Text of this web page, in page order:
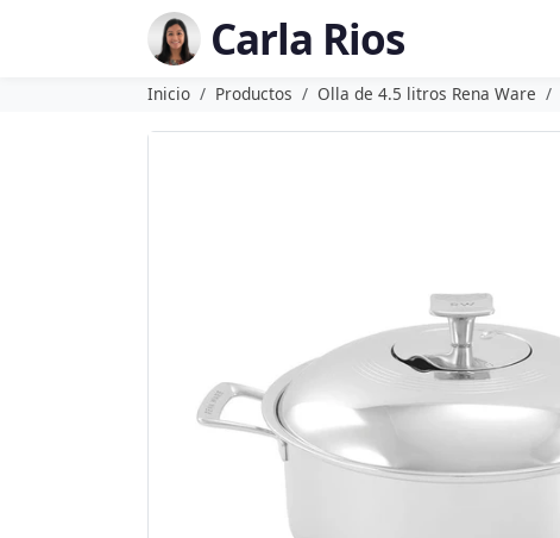
Carla Rios
Inicio Productos Olla de 4.5 litros Rena Ware